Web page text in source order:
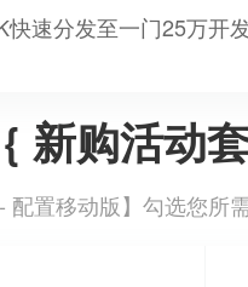
速分发至一门25万开发
{ 新购活动
配置移动版】勾选您所